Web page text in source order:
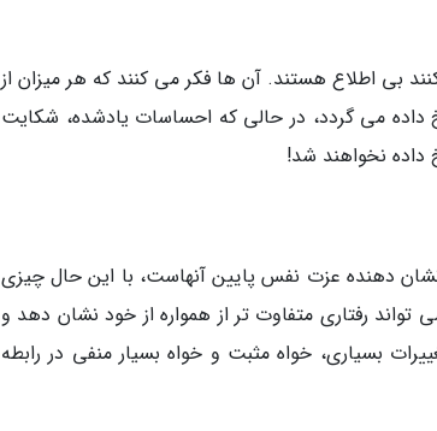
بی اطلاع هستند. آن ها فکر می کنند که هر میزان از
می گردد، در حالی که احساسات یادشده، شکایت
نخواهند شد!
نشان دهنده عزت نفس پایین آنهاست، با این حال چیزی
رفتاری متفاوت تر از همواره از خود نشان دهد و
بسیاری، خواه مثبت و خواه بسیار منفی در رابطه